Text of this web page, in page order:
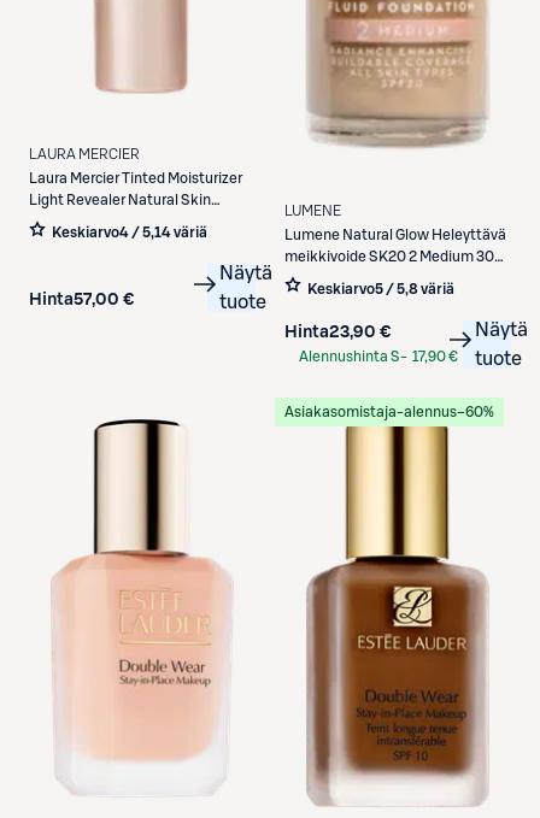
LAURA MERCIER
Laura Mercier Tinted Moisturizer
Light Revealer Natural Skin
Illuminator SPF 25 heleyttäjä 50
Keskiarvo4 / 5,14 väriä
Hinta57,00 €
Näytä
tuote
LUMENE
Lumene Natural Glow Heleyttävä
meikkivoide SK20 2 Medium 30
ml
Keskiarvo5 / 5,8 väriä
Hinta23,90 €
Alennushinta S- 17,90 €
Näytä
tuote
Asiakasomistaja-alennus−60%